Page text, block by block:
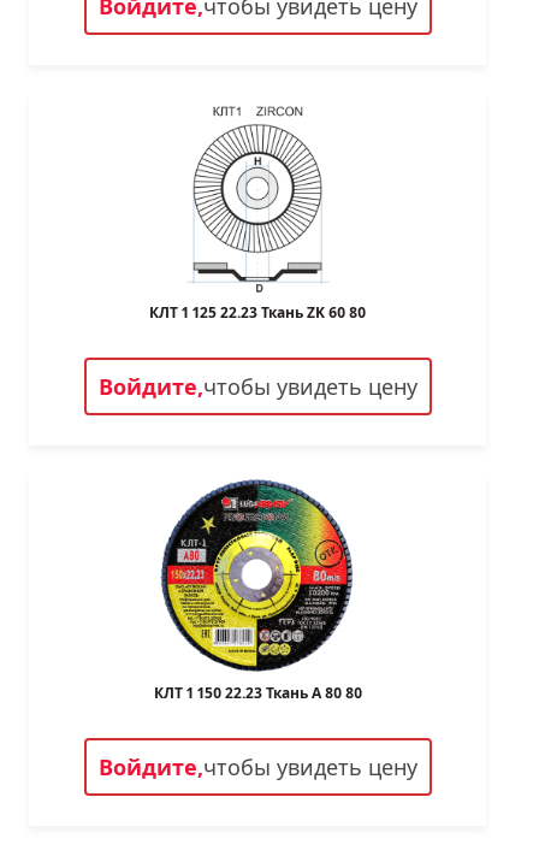
Войдите,чтобы увидеть цену
КЛТ 1 125 22.23 Ткань ZK 60 80
Войдите,чтобы увидеть цену
КЛТ 1 150 22.23 Ткань A 80 80
Войдите,чтобы увидеть цену